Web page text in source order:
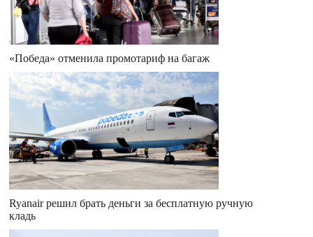
«Победа» отменила промотариф на багаж
Ryanair решил брать деньги за бесплатную ручную
кладь